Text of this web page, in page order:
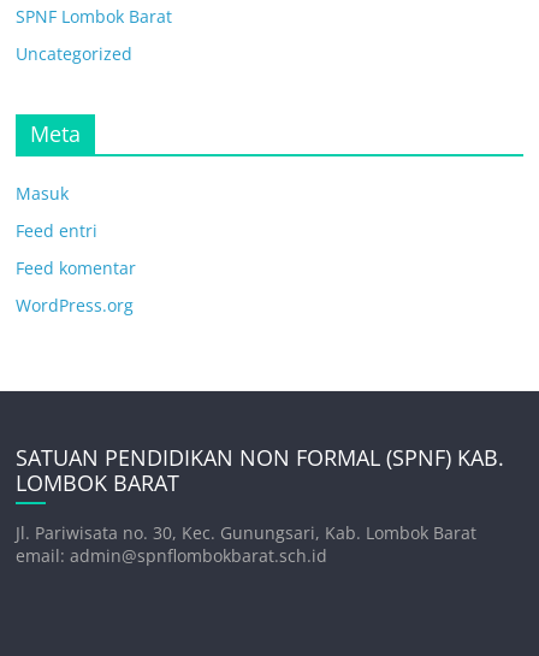
SPNF Lombok Barat
Uncategorized
Meta
Masuk
Feed entri
Feed komentar
WordPress.org
SATUAN PENDIDIKAN NON FORMAL (SPNF) KAB.
LOMBOK BARAT
Jl. Pariwisata no. 30, Kec. Gunungsari, Kab. Lombok Barat
email: admin@spnflombokbarat.sch.id